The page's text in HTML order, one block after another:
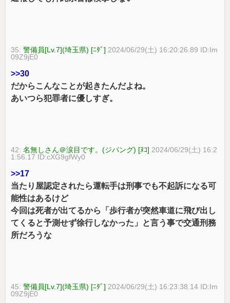
35:警備員[Lv.7](埼玉県) [ﾆﾀﾞ] 2024/06/29(土) 16:20:26.89 ID:Im
09Z9jE0
>>30
だからこんなことが起きたんだよね。
あいつら犯罪者に優しすぎ。
42:名無しさん＠涙目です。(ジパング) [ﾇｺ] 2024/06/29(土) 16:2
1:56.17 ID:cXG9gfWy0
>>17
当たり屋認定されたら運転手は刑事でも不起訴になる可
能性はあるけど
今回は死者が出てるから「歩行者が突然車道に飛び出し
てくると予測せず徐行しなかった」と言う事で交通刑務
所だろうな
45:警備員[Lv.7](埼玉県) [ﾆﾀﾞ] 2024/06/29(土) 16:23:38.14 ID:Im
09Z9jE0